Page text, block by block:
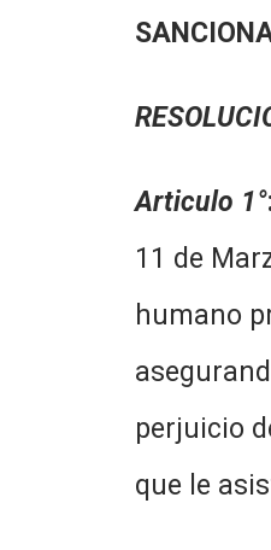
Articulo 1°
11 de
humano
perjuicio
que le